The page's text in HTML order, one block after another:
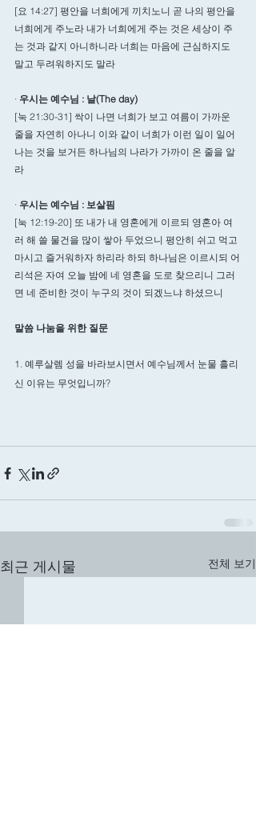
[요 14:27] 평안을 너희에게 끼치노니 곧 나의 평안을
너희에게 주노라 내가 너희에게 주는 것은 세상이 주
는 것과 같지 아니하니라 너희는 마음에 근심하지도
말고 두려워하지도 말라
· 우시는 예수님 : 날(The day)
[눅 21:30-31] 싹이 나면 너희가 보고 여름이 가까운
줄을 자연히 아나니 이와 같이 너희가 이런 일이 일어
나는 것을 보거든 하나님의 나라가 가까이 온 줄을 알
라
· 우시는 예수님 : 보살핌
[눅 12:19-20] 또 내가 내 영혼에게 이르되 영혼아 여
러 해 쓸 물건을 많이 쌓아 두었으니 평안히 쉬고 먹고
마시고 즐거워하자 하리라 하되 하나님은 이르시되 어
리석은 자여 오늘 밤에 네 영혼을 도로 찾으리니 그러
면 네 준비한 것이 누구의 것이 되겠느냐 하셨으니
말씀 나눔을 위한 질문
1. 예루살렘 성을 바라보시면서 예수님께서 눈물 흘리
신 이유는 무엇입니까?
최근 게시물 전체 보기